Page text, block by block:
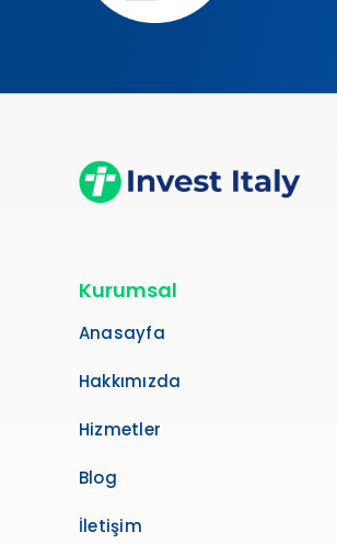
Kurumsal
Anasayfa
Hakkımızda
Hizmetler
Blog
İletişim